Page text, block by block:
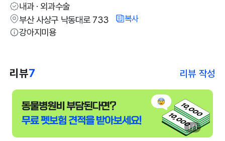
내과 · 외과수술
부산 사상구 낙동대로 733
복사
강아지미용
리뷰7 리뷰 작성
1 / 1